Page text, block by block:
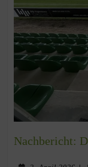
Nachbericht: